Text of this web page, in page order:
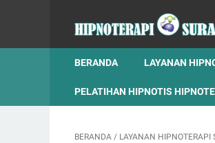
BERANDA LAYANAN
PELATIHAN HIPNOTIS
BERANDA / LAYANAN HIPNOTERAPI